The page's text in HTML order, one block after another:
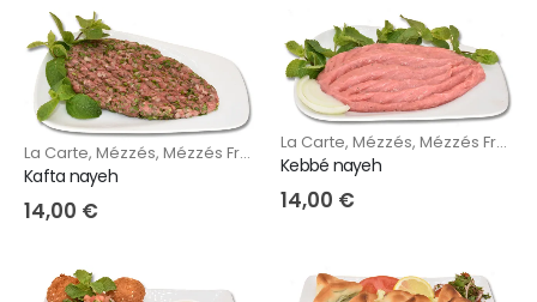
La Carte, Mézzés, Mézzés Froids
Kafta nayeh
14,00 €
La Carte, Mézzés, Mézzés Froids
Kebbé nayeh
14,00 €